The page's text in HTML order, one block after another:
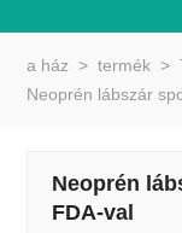
a ház > termék >
Neoprén lábszár
Neoprén
FDA-val